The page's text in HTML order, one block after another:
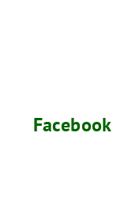
Facebook